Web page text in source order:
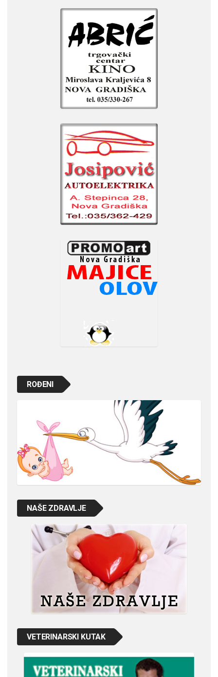
ROĐENI
NAŠE ZDRAVLJE
VETERINARSKI KUTAK